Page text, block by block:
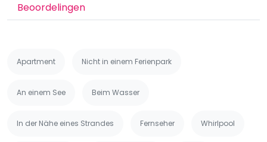
Beoordelingen
Apartment Nicht in einem Ferienpark
An einem See Beim Wasser
In der Nähe eines Strandes Fernseher Whirlpool